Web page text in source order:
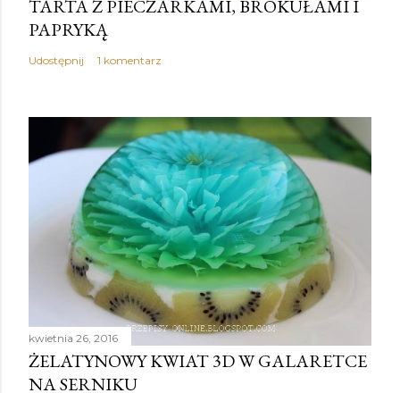
TARTA Z PIECZARKAMI, BROKUŁAMI I
PAPRYKĄ
Udostępnij 1 komentarz
kwietnia 26, 2016
ŻELATYNOWY KWIAT 3D W GALARETCE
NA SERNIKU